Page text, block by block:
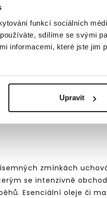
funkcí sociálních
sdílíme se svými
informacemi, které jste jim
Upravit
nebo sušené
oleje jsou vhodné
vlastnosti, které
Churchill Livingstone,
zmínkách
se intenzivně
Esenciální oleje či